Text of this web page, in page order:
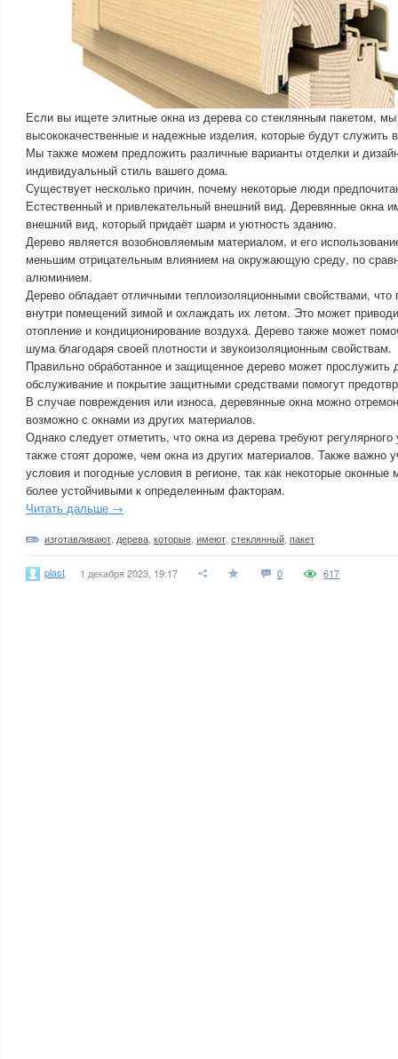
Если вы ищете элитные окна из дерева со стеклянным пакетом,
высококачественные и надежные изделия, которые будут служить
Мы также можем предложить различные варианты отделки и
индивидуальный стиль вашего дома.
Существует несколько причин, почему некоторые люди
Естественный и привлекательный внешний вид. Деревянные окна
внешний вид, который придаёт шарм и уютность зданию.
Дерево является возобновляемым материалом, и его
меньшим отрицательным влиянием на окружающую среду, по
алюминием.
Дерево обладает отличными теплоизоляционными свойствами, что
внутри помещений зимой и охлаждать их летом. Это может
отопление и кондиционирование воздуха. Дерево также может
шума благодаря своей плотности и звукоизоляционным свойствам.
Правильно обработанное и защищенное дерево может прослужить
обслуживание и покрытие защитными средствами помогут
В случае повреждения или износа, деревянные окна можно
возможно с окнами из других материалов.
Однако следует отметить, что окна из дерева требуют
также стоят дороже, чем окна из других материалов. Также важно
условия и погодные условия в регионе, так как некоторые оконные
более устойчивыми к определенным факторам.
Читать дальше →
изготавливают дерева которые имеют стеклянный пакет
plast 1 декабря 2023, 19:17 0 617